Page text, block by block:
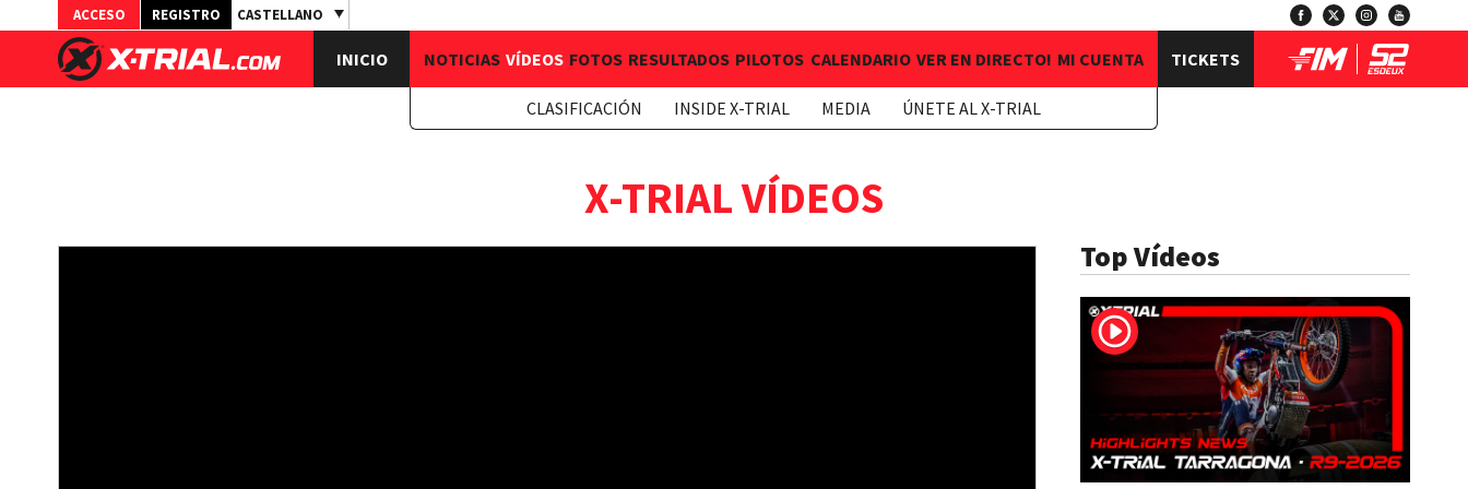
ACCESO REGISTRO CASTELLANO
INICIO NOTICIAS VÍDEOS FOTOS RESULTADOS PILOTOS CALENDARIO VER EN DIRECTO! MI CUENTA
CLASIFICACIÓN INSIDE X-TRIAL MEDIA ÚNETE AL X-TRIAL
TICKETS
X-TRIAL VÍDEOS
Top Vídeos